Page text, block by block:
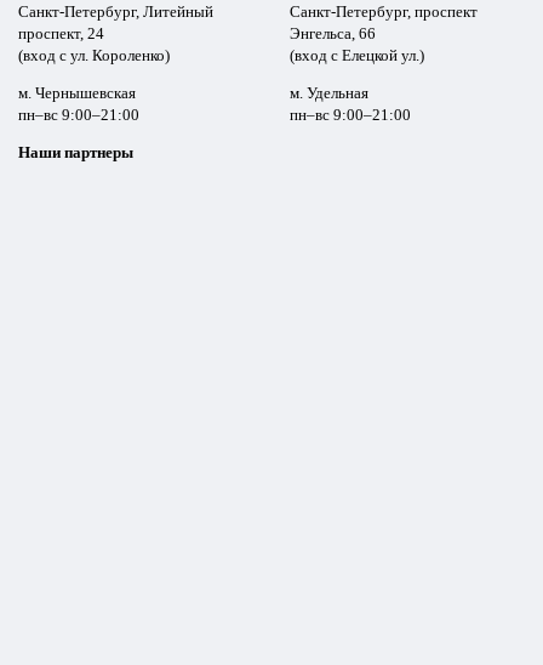
Санкт-Петербург, Литейный
проспект, 24
(вход с ул. Короленко)
м. Чернышевская
пн–вс 9:00–21:00
Санкт-Петербург, проспект
Энгельса, 66
(вход с Елецкой ул.)
м. Удельная
пн–вс 9:00–21:00
Наши партнеры